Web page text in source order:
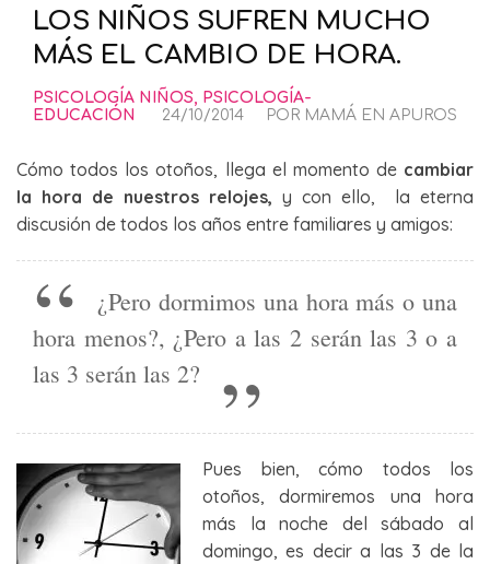
LOS NIÑOS SUFREN MUCHO
MÁS EL CAMBIO DE HORA.
PSICOLOGÍA NIÑOS
PSICOLOGÍA-
EDUCACIÓN
24/10/2014 POR MAMÁ EN APUROS
Cómo todos los otoños, llega el momento de cambiar
la hora de nuestros relojes, y con ello, la eterna
discusión de todos los años entre familiares y amigos:
¿Pero dormimos una hora más o una
hora menos?, ¿Pero a las 2 serán las 3 o a
las 3 serán las 2?
Pues bien, cómo todos los
otoños, dormiremos una hora
más la noche del sábado al
domingo, es decir a las 3 de la